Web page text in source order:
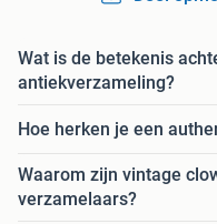
Wat is de betekenis
antiekverzameling?
Hoe herken je een
Waarom zijn vintage
verzamelaars?